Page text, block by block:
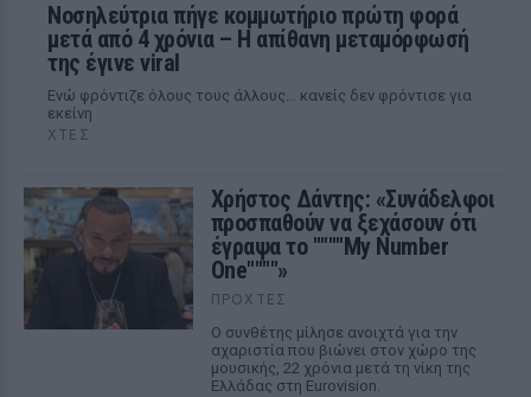
Νοσηλεύτρια πήγε κομμωτήριο πρώτη φορά
μετά από 4 χρόνια – Η απίθανη μεταμόρφωσή
της έγινε viral
Ενώ φρόντιζε όλους τους άλλους... κανείς δεν φρόντισε για
εκείνη
ΧΤΕΣ
Χρήστος Δάντης: «Συνάδελφοι
προσπαθούν να ξεχάσουν ότι
έγραψα το """"My Number
One""""»
ΠΡΟΧΤΈΣ
Ο συνθέτης μίλησε ανοιχτά για την
αχαριστία που βιώνει στον χώρο της
μουσικής, 22 χρόνια μετά τη νίκη της
Ελλάδας στη Eurovision.